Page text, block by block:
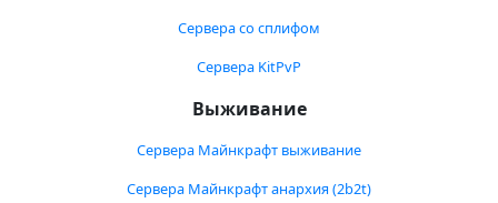
Сервера со сплифом
Сервера KitPvP
Выживание
Сервера Майнкрафт выживание
Сервера Майнкрафт анархия (2b2t)